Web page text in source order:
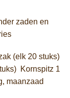
zaden en
(elk 20 stuks)
Kornspitz 1
maanzaad